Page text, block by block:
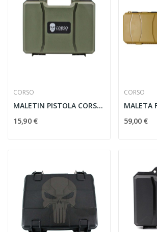
CORSO
MALETIN PISTOLA CORSO RIGIDO CORSAIR MK1 29CM...
15,90 €
CORSO
59,00 €